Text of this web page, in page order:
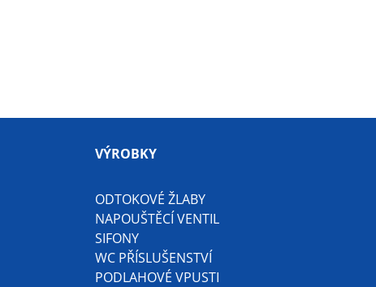
VÝROBKY
ODTOKOVÉ ŽLABY
NAPOUŠTĚCÍ VENTIL
SIFONY
WC PŘÍSLUŠENSTVÍ
PODLAHOVÉ VPUSTI